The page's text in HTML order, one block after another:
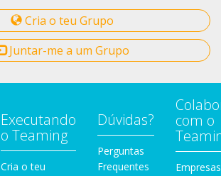
Cria o teu Grupo
Juntar-me a um Grupo
Executando
o Teaming
Cria o teu
Dúvidas?
Perguntas
Frequentes
com o
Empresas